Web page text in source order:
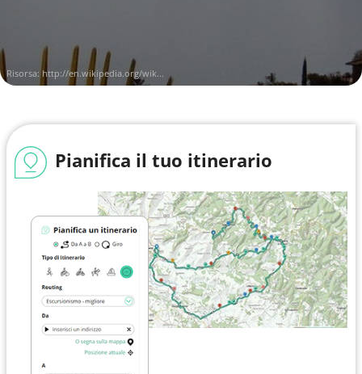
Risorsa:http://en.wikipedia.org/wik...
Pianifica il tuo itinerario